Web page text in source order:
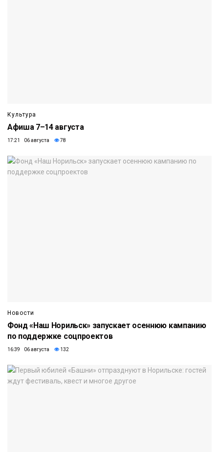
Культура
Афиша 7–14 августа
17:21 06 августа 78
Новости
Фонд «Наш Норильск» запускает осеннюю кампанию
по поддержке соцпроектов
16:39 06 августа 132